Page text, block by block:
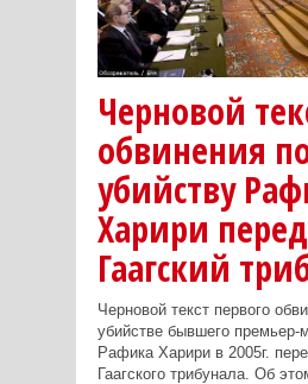
Черновой
обвинения
убийству
Харири
Гаагский
Черновой текст первого
убийстве бывшего премьер-
Рафика Харири в 2005г.
Гаагского трибунала. Об